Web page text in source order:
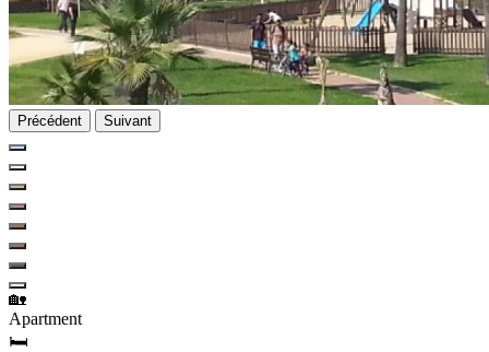
Précédent Suivant
🏡
Apartment
🛏